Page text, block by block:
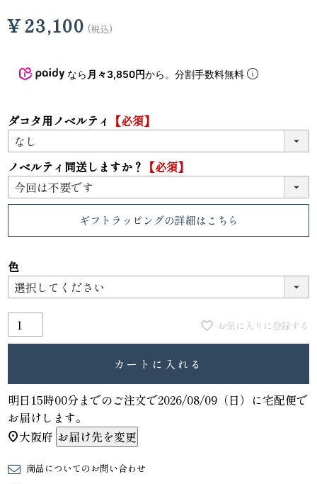
¥23,100 税込
なら 月々3,850円から。分割手数料無料
ダコタ用ノベルティ 【必須】
ノベルティ同送しますか？ 【必須】
ギフトラッピングの詳細はこちら
色
お気に入りに登録する
カートに入れる
明日 15時00分までのご注文で2026/08/09（日） に宅配便で
お届けします。
大阪府 お届け先を変更
商品についてのお問い合わせ